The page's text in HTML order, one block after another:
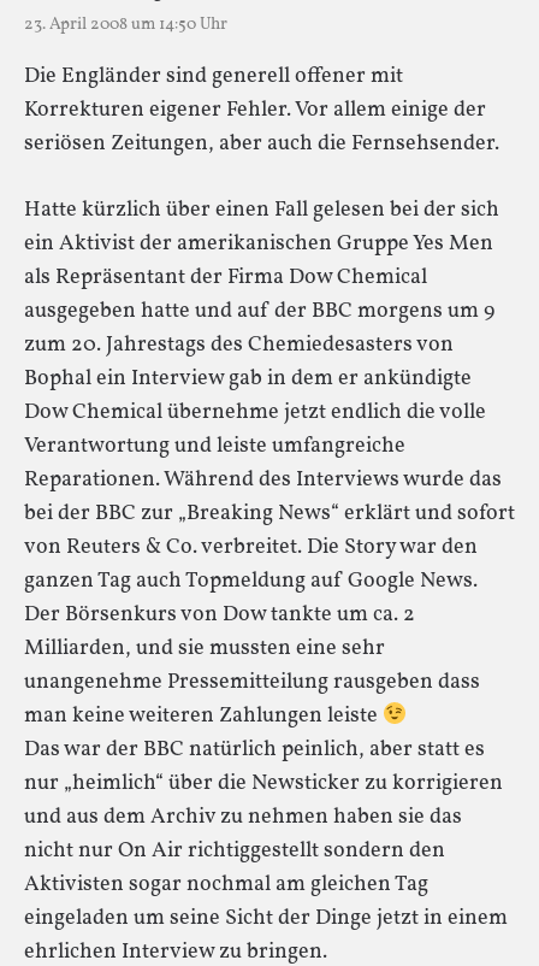
23. April 2008 um 14:50 Uhr
Die Engländer sind generell offener mit
Korrekturen eigener Fehler. Vor allem einige der
seriösen Zeitungen, aber auch die Fernsehsender.
Hatte kürzlich über einen Fall gelesen bei der sich
ein Aktivist der amerikanischen Gruppe Yes Men
als Repräsentant der Firma Dow Chemical
ausgegeben hatte und auf der BBC morgens um 9
zum 20. Jahrestags des Chemiedesasters von
Bophal ein Interview gab in dem er ankündigte
Dow Chemical übernehme jetzt endlich die volle
Verantwortung und leiste umfangreiche
Reparationen. Während des Interviews wurde das
bei der BBC zur „Breaking News“ erklärt und sofort
von Reuters & Co. verbreitet. Die Story war den
ganzen Tag auch Topmeldung auf Google News.
Der Börsenkurs von Dow tankte um ca. 2
Milliarden, und sie mussten eine sehr
unangenehme Pressemitteilung rausgeben dass
man keine weiteren Zahlungen leiste
Das war der BBC natürlich peinlich, aber statt es
nur „heimlich“ über die Newsticker zu korrigieren
und aus dem Archiv zu nehmen haben sie das
nicht nur On Air richtiggestellt sondern den
Aktivisten sogar nochmal am gleichen Tag
eingeladen um seine Sicht der Dinge jetzt in einem
ehrlichen Interview zu bringen.